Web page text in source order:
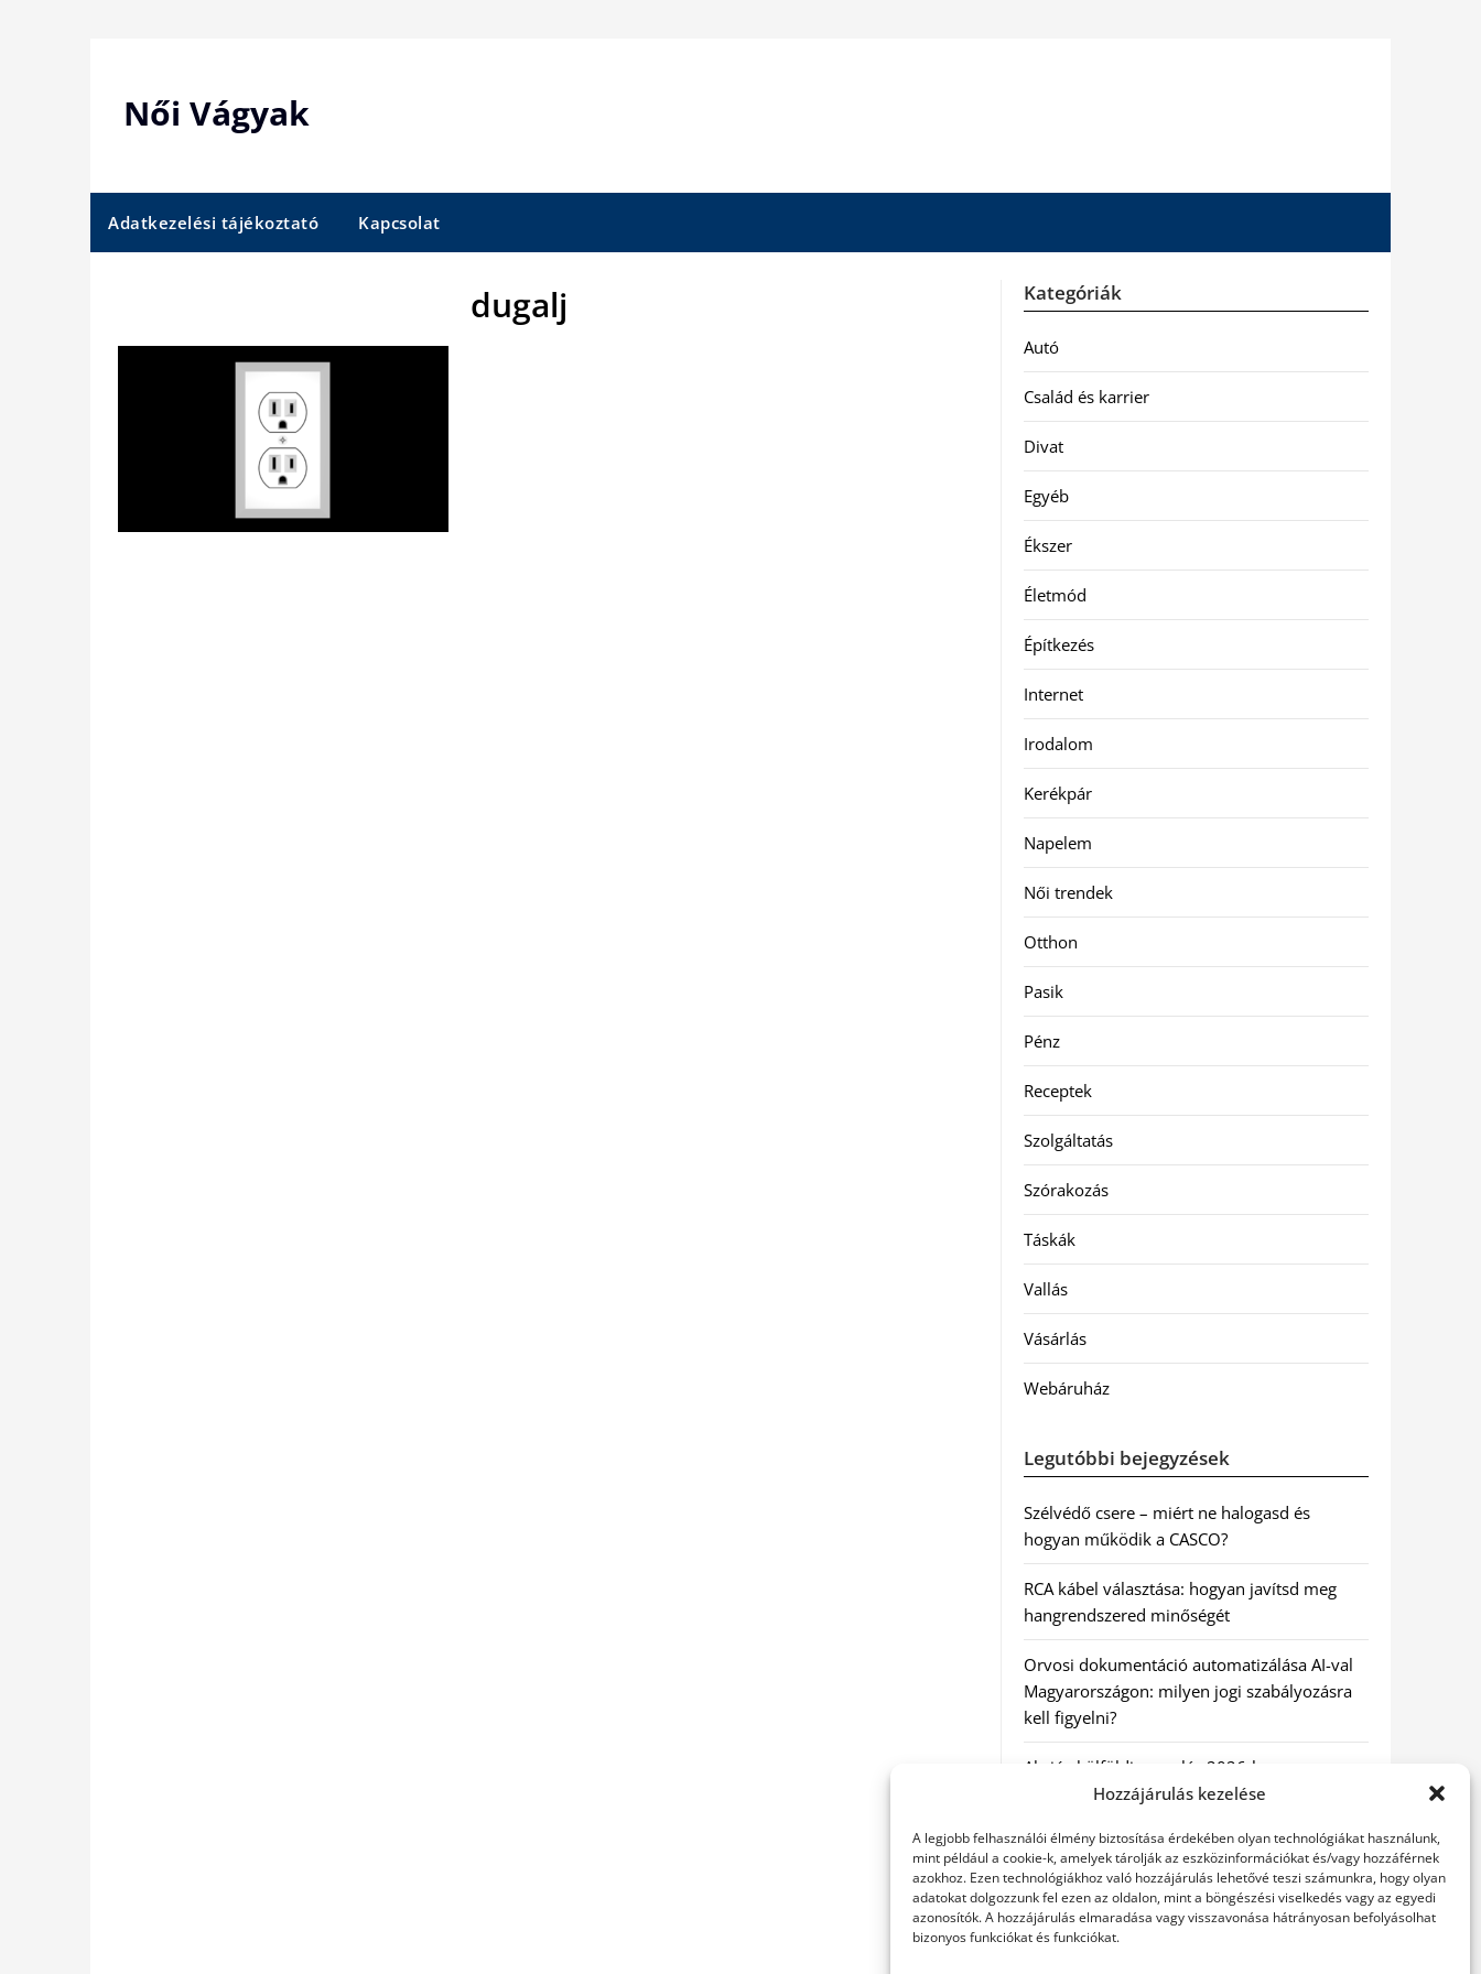
Hozzájárulás kezelése
A legjobb felhasználói élmény biztosítása érdekében olyan technológiákat használunk,
mint például a cookie-k, amelyek tárolják az eszközinformációkat és/vagy hozzáférnek
azokhoz. Ezen technológiákhoz való hozzájárulás lehetővé teszi számunkra, hogy olyan
adatokat dolgozzunk fel ezen az oldalon, mint a böngészési viselkedés vagy az egyedi
azonosítók. A hozzájárulás elmaradása vagy visszavonása hátrányosan befolyásolhat
bizonyos funkciókat és funkciókat.
Női Vágyak
Adatkezelési tájékoztató Kapcsolat
dugalj Kategóriák
Autó
Család és karrier
Divat
Egyéb
Ékszer
Életmód
Építkezés
Internet
Irodalom
Kerékpár
Napelem
Női trendek
Otthon
Pasik
Pénz
Receptek
Szolgáltatás
Szórakozás
Táskák
Vallás
Vásárlás
Webáruház
Legutóbbi bejegyzések
Szélvédő csere – miért ne halogasd és
hogyan működik a CASCO?
RCA kábel választása: hogyan javítsd meg
hangrendszered minőségét
Orvosi dokumentáció automatizálása AI-val
Magyarországon: milyen jogi szabályozásra
kell figyelni?
Akciós külföldi nyaralás 2026-ban
előfoglalással: mit ellenőrizz az ár mellett?
A Kassai Irodaház modern munkakörnyezetet
biztosít
KERESÉS: